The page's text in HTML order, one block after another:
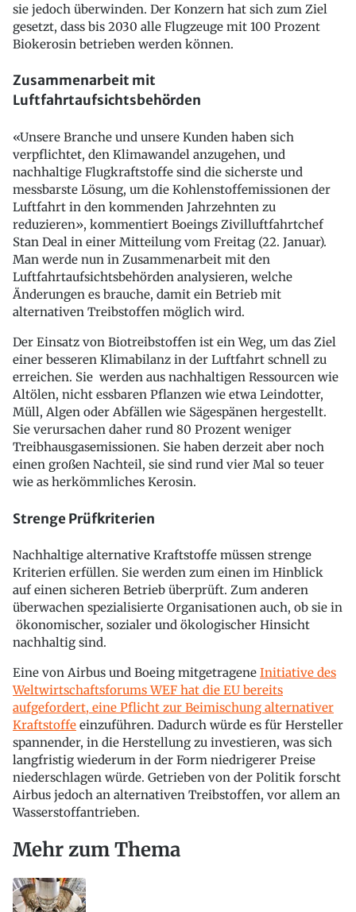
sie jedoch überwinden. Der Konzern hat sich zum Ziel
gesetzt, dass bis 2030 alle Flugzeuge mit 100 Prozent
Biokerosin betrieben werden können.
Zusammenarbeit mit
Luftfahrtaufsichtsbehörden
«Unsere Branche und unsere Kunden haben sich
verpflichtet, den Klimawandel anzugehen, und
nachhaltige Flugkraftstoffe sind die sicherste und
messbarste Lösung, um die Kohlenstoffemissionen der
Luftfahrt in den kommenden Jahrzehnten zu
reduzieren», kommentiert Boeings Zivilluftfahrtchef
Stan Deal in einer Mitteilung vom Freitag (22. Januar).
Man werde nun in Zusammenarbeit mit den
Luftfahrtaufsichtsbehörden analysieren, welche
Änderungen es brauche, damit ein Betrieb mit
alternativen Treibstoffen möglich wird.
Der Einsatz von Biotreibstoffen ist ein Weg, um das Ziel
einer besseren Klimabilanz in der Luftfahrt schnell zu
erreichen. Sie werden aus nachhaltigen Ressourcen wie
Altölen, nicht essbaren Pflanzen wie etwa Leindotter,
Müll, Algen oder Abfällen wie Sägespänen hergestellt.
Sie verursachen daher rund 80 Prozent weniger
Treibhausgasemissionen. Sie haben derzeit aber noch
einen großen Nachteil, sie sind rund vier Mal so teuer
wie as herkömmliches Kerosin.
Strenge Prüfkriterien
Nachhaltige alternative Kraftstoffe müssen strenge
Kriterien erfüllen. Sie werden zum einen im Hinblick
auf einen sicheren Betrieb überprüft. Zum anderen
überwachen spezialisierte Organisationen auch, ob sie in
ökonomischer, sozialer und ökologischer Hinsicht
nachhaltig sind.
Eine von Airbus und Boeing mitgetragene Initiative des
Weltwirtschaftsforums WEF hat die EU bereits
aufgefordert, eine Pflicht zur Beimischung alternativer
Kraftstoffe einzuführen. Dadurch würde es für Hersteller
spannender, in die Herstellung zu investieren, was sich
langfristig wiederum in der Form niedrigerer Preise
niederschlagen würde. Getrieben von der Politik forscht
Airbus jedoch an alternativen Treibstoffen, vor allem an
Wasserstoffantrieben.
Mehr zum Thema